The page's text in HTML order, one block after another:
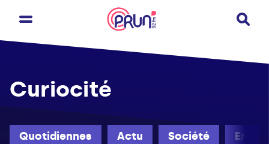
Quotidiennes Actu Société
Curiocité